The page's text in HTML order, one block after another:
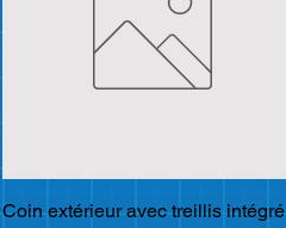
Coin extérieur avec treillis intégré